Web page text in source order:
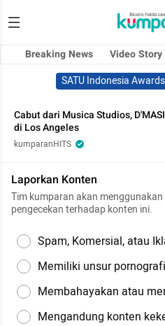
Breaking News Video Story
SATU Indonesia Awards
Cabut dari Musica Studios,
di Los Angeles
kumparanHITS
Laporkan Konten
Tim kumparan akan
pengecekan terhadap konten ini.
Spam, Komersial, atau
Memiliki unsur pornografi
Membahayakan atau
Mengandung konten